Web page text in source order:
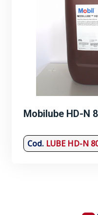
Mobilube HD-N
Cod. LUBE HD-N